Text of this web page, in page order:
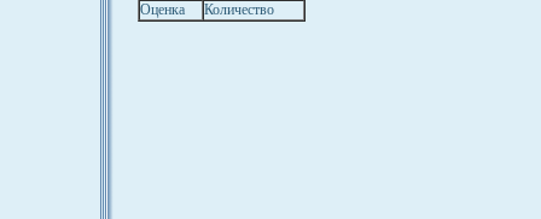
Оценка
Количество